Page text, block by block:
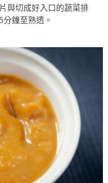
與切成好入口的蔬菜排
鐘至熟透。